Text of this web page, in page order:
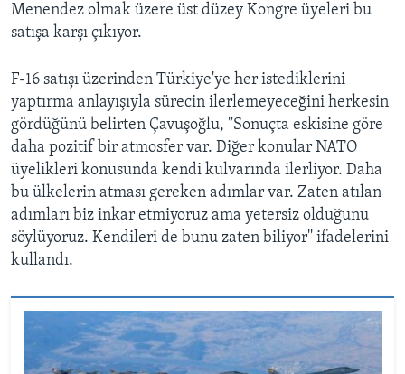
Menendez olmak üzere üst düzey Kongre üyeleri bu
satışa karşı çıkıyor.
F-16 satışı üzerinden Türkiye'ye her istediklerini
yaptırma anlayışıyla sürecin ilerlemeyeceğini herkesin
gördüğünü belirten Çavuşoğlu, ''Sonuçta eskisine göre
daha pozitif bir atmosfer var. Diğer konular NATO
üyelikleri konusunda kendi kulvarında ilerliyor. Daha
bu ülkelerin atması gereken adımlar var. Zaten atılan
adımları biz inkar etmiyoruz ama yetersiz olduğunu
söylüyoruz. Kendileri de bunu zaten biliyor'' ifadelerini
kullandı.